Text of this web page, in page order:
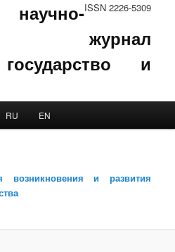
ISSN 2226-5309
научно-
журнал
и
RU EN
и развития